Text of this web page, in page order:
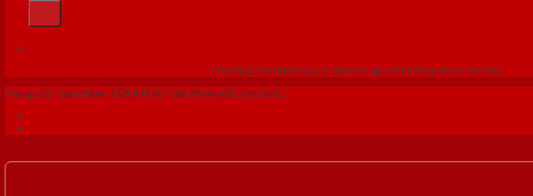
Cửa thép,cửa nhôm giá rẻ, thiết kế đẹp, chất lượng cao tại Sài Gòn
Trang chủ /Sản phẩm /CỬA NHỰA/Cửa Nhựa ABS Hàn Quốc